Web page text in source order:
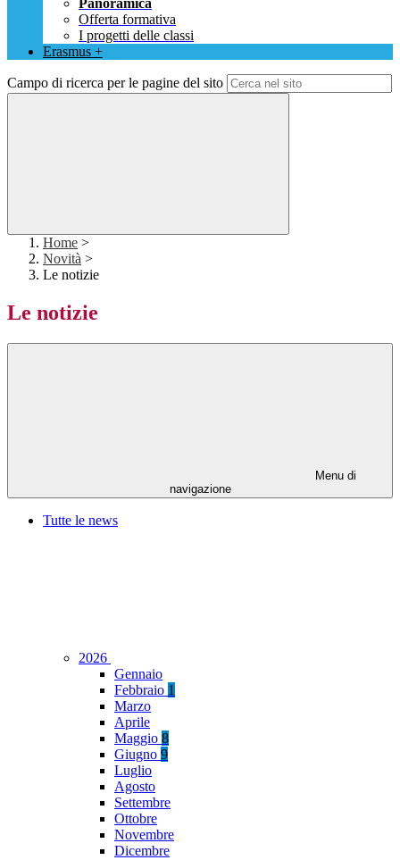
Panoramica
Offerta formativa
I progetti delle classi
Erasmus +
Campo di ricerca per le pagine del sito
Home >
Novità >
Le notizie
Le notizie
Menu di
navigazione
Tutte le news
2026
Gennaio
Febbraio 1
Marzo
Aprile
Maggio 8
Giugno 9
Luglio
Agosto
Settembre
Ottobre
Novembre
Dicembre